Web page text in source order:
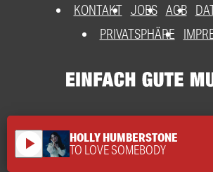
KONTAKT JOBS AGB
PRIVATSPHÄRE
play_arrow HOLLY HUMBERSTONE
TO LOVE SOMEBODY